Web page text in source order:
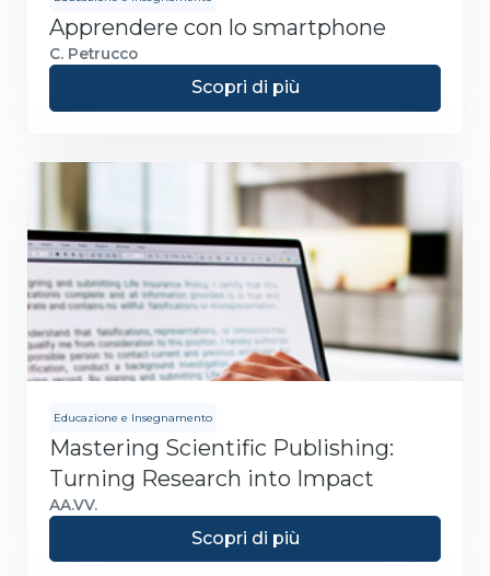
Apprendere con lo smartphone
C. Petrucco
Scopri di più
Educazione e Insegnamento
Mastering Scientific Publishing:
Turning Research into Impact
AA.VV.
Scopri di più